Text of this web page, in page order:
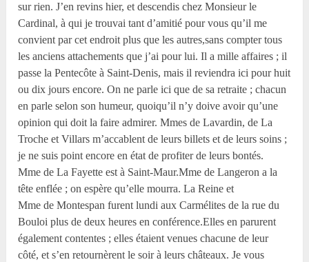
sur rien. J’en revins hier, et descendis chez Monsieur le
Cardinal, à qui je trouvai tant d’amitié pour vous qu’il me
convient par cet endroit plus que les autres,sans compter tous
les anciens attachements que j’ai pour lui. Il a mille affaires ; il
passe la Pentecôte à Saint-Denis, mais il reviendra ici pour huit
ou dix jours encore. On ne parle ici que de sa retraite ; chacun
en parle selon son humeur, quoiqu’il n’y doive avoir qu’une
opinion qui doit la faire admirer. Mmes de Lavardin, de La
Troche et Villars m’accablent de leurs billets et de leurs soins ;
je ne suis point encore en état de profiter de leurs bontés.
Mme de La Fayette est à Saint-Maur.Mme de Langeron a la
tête enflée ; on espère qu’elle mourra. La Reine et
Mme de Montespan furent lundi aux Carmélites de la rue du
Bouloi plus de deux heures en conférence.Elles en parurent
également contentes ; elles étaient venues chacune de leur
côté, et s’en retournèrent le soir à leurs châteaux. Je vous